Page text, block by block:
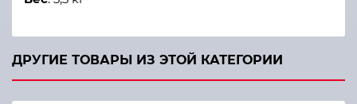
ДРУГИЕ ТОВАРЫ ИЗ ЭТОЙ КАТЕГОРИИ